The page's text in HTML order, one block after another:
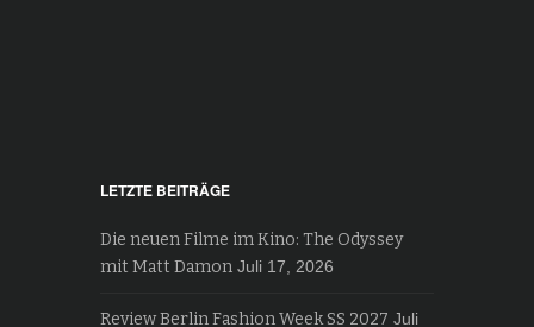
LETZTE BEITRÄGE
Die neuen Filme im Kino: The Odyssey
mit Matt Damon Juli 17, 2026
Review Berlin Fashion Week SS 2027 Juli